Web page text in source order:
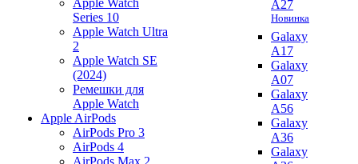
Series 10
Apple Watch Ultra
2
Apple Watch SE
(2024)
Ремешки для
Apple Watch
Apple AirPods
AirPods Pro 3
AirPods 4
AirPods Max 2
A27
Новинка
Galaxy
A17
Galaxy
A07
Galaxy
A56
Galaxy
A36
Galaxy